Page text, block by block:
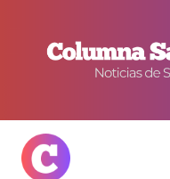
contenido